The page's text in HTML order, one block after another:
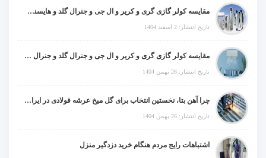
مقایسه کولر گازی گری و کریر و ال جی و جنرال گلد و هایسنس و مدیا و اجنرال
تاریخ انتشار: 2 اسفند 1404
مقایسه کولر گازی گری و کریر و ال جی و جنرال گلد و جنرال شکار و سامسونگ و یونیوا
تاریخ انتشار: 26 بهمن 1404
چرا آهن بتا، نخستین انتخاب برای گل میخ عرشه فولادی در ایران است؟
تاریخ انتشار: 26 بهمن 1404
اشتباهات رایج مردم هنگام خرید دزدگیر منزل